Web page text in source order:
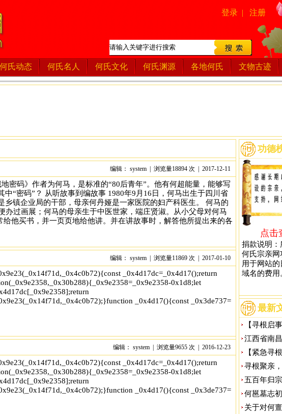
登录 | 注册
何氏动态 何氏名人 何氏文化 何氏渊源 各地何氏 文物古迹
编辑： system | 浏览量18894 次 | 2017-12-11
密码》作者为何马，是标准的“80后青年”。他有何超能量，能够写
“密码”？ 从听故事到编故事 1980年9月16日，何马出生于四川省
乡镇企业局的干部，母亲何丹娅是一家医院的妇产科医生。 何马的
办过画展；何马的母亲生于中医世家，端庄贤淑。从小父母对何马
他买书，并一页页地给他讲。并在讲故事时，解答他所提出来的各
编辑： system | 浏览量11869 次 | 2017-01-10
_0x4d17dc=_0x4d17();return
0x1d8;let
_0x4d17(){const _0x3de737=
编辑： system | 浏览量9655 次 | 2016-12-23
_0x4d17dc=_0x4d17();return
0x1d8;let
_0x4d17(){const _0x3de737=
功德
点击
捐款说明
何氏宗亲
用于网站
域名的费用
最新
【寻根启
江西省南
【紧急寻
寻根聚亲
五百年归
何邕墓志
关于对何